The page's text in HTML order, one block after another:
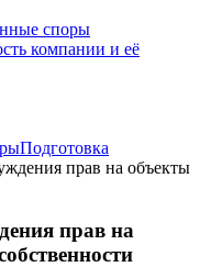
компании и её
Подготовка
прав на объекты
прав на